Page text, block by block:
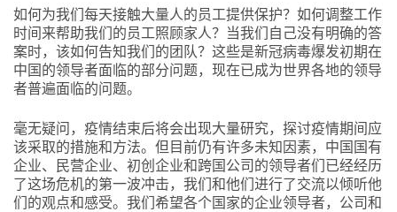
如何为我们每天接触大量人的员工提供保护？如何调整工作
时间来帮助我们的员工照顾家人？当我们自己没有明确的答
案时，该如何告知我们的团队？这些是新冠病毒爆发初期在
中国的领导者面临的部分问题，现在已成为世界各地的领导
者普遍面临的问题。
毫无疑问，疫情结束后将会出现大量研究，探讨疫情期间应
该采取的措施和方法。但目前仍有许多未知因素，中国国有
企业、民营企业、初创企业和跨国公司的领导者们已经经历
了这场危机的第一波冲击，我们和他们进行了交流以倾听他
们的观点和感受。我们希望各个国家的企业领导者，公司和